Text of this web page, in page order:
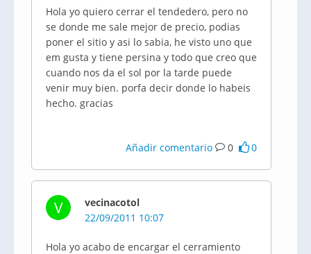
Hola yo quiero cerrar el tendedero, pero no
se donde me sale mejor de precio, podias
poner el sitio y asi lo sabia, he visto uno que
em gusta y tiene persina y todo que creo que
cuando nos da el sol por la tarde puede
venir muy bien. porfa decir donde lo habeis
hecho. gracias
Añadir comentario 0 0
V
vecinacotol
22/09/2011 10:07
Hola yo acabo de encargar el cerramiento